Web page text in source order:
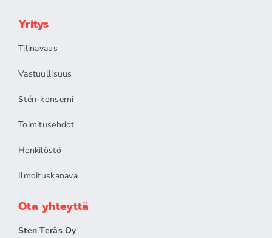
Yritys
Tilinavaus
Vastuullisuus
Stén-konserni
Toimitusehdot
Henkilöstö
Ilmoituskanava
Ota yhteyttä
Sten Teräs Oy